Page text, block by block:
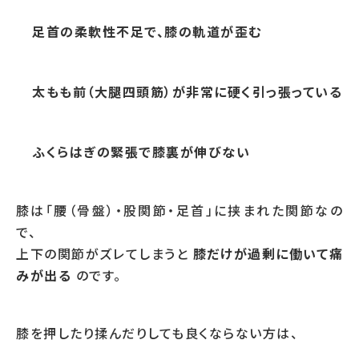
足首の柔軟性不足で、膝の軌道が歪む
太もも前（大腿四頭筋）が非常に硬く引っ張っている
ふくらはぎの緊張で膝裏が伸びない
膝は「腰（骨盤）・股関節・足首」に挟まれた関節なの
で、
上下の関節がズレてしまうと 膝だけが過剰に働いて痛
みが出る のです。
膝を押したり揉んだりしても良くならない方は、